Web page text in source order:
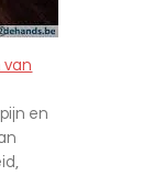
van
en